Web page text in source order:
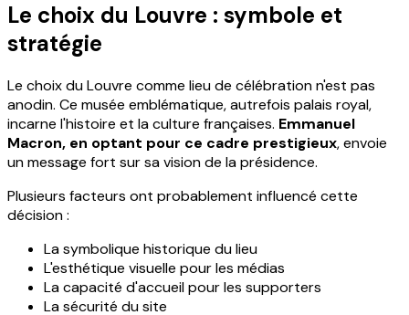
Le choix du Louvre : symbole et
stratégie
Le choix du Louvre comme lieu de célébration n'est pas
anodin. Ce musée emblématique, autrefois palais royal,
incarne l'histoire et la culture françaises. Emmanuel
Macron, en optant pour ce cadre prestigieux, envoie
un message fort sur sa vision de la présidence.
Plusieurs facteurs ont probablement influencé cette
décision :
La symbolique historique du lieu
L'esthétique visuelle pour les médias
La capacité d'accueil pour les supporters
La sécurité du site